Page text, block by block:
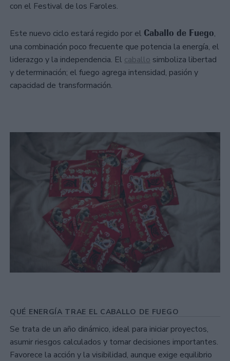
con el Festival de los Faroles.
Este nuevo ciclo estará regido por el Caballo de Fuego,
una combinación poco frecuente que potencia la energía, el
liderazgo y la independencia. El caballo simboliza libertad
y determinación; el fuego agrega intensidad, pasión y
capacidad de transformación.
QUÉ ENERGÍA TRAE EL CABALLO DE FUEGO
Se trata de un año dinámico, ideal para iniciar proyectos,
asumir riesgos calculados y tomar decisiones importantes.
Favorece la acción y la visibilidad, aunque exige equilibrio